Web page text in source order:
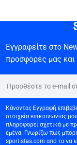
Εγγραφείτε στο
προσφορές μας και
Κάνοντας Εγγραφή
στοιχεία επικοινωνίας
πληροφορεί σχετικά με
εμένα. Γνωρίζω πως
sportistas.com από το να